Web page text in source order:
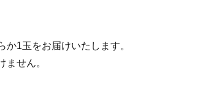
か1玉をお届けいたします。
せん。